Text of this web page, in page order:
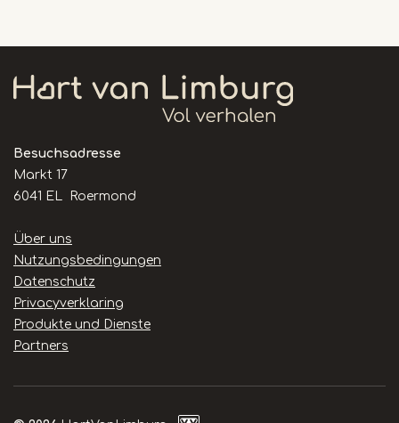
Besuchsadresse
Markt 17
6041 EL Roermond
Handige
links
Über uns
Nutzungsbedingungen
Datenschutz
Privacyverklaring
Produkte und Dienste
Partners